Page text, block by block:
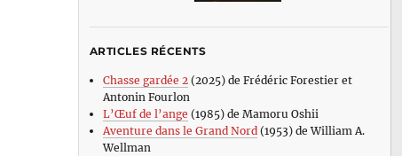
ARTICLES RÉCENTS
Chasse gardée 2(2025) de Frédéric Forestier et
Antonin Fourlon
L’Œuf de l’ange (1985) de Mamoru Oshii
Aventure dans le Grand Nord(1953) de William A.
Wellman